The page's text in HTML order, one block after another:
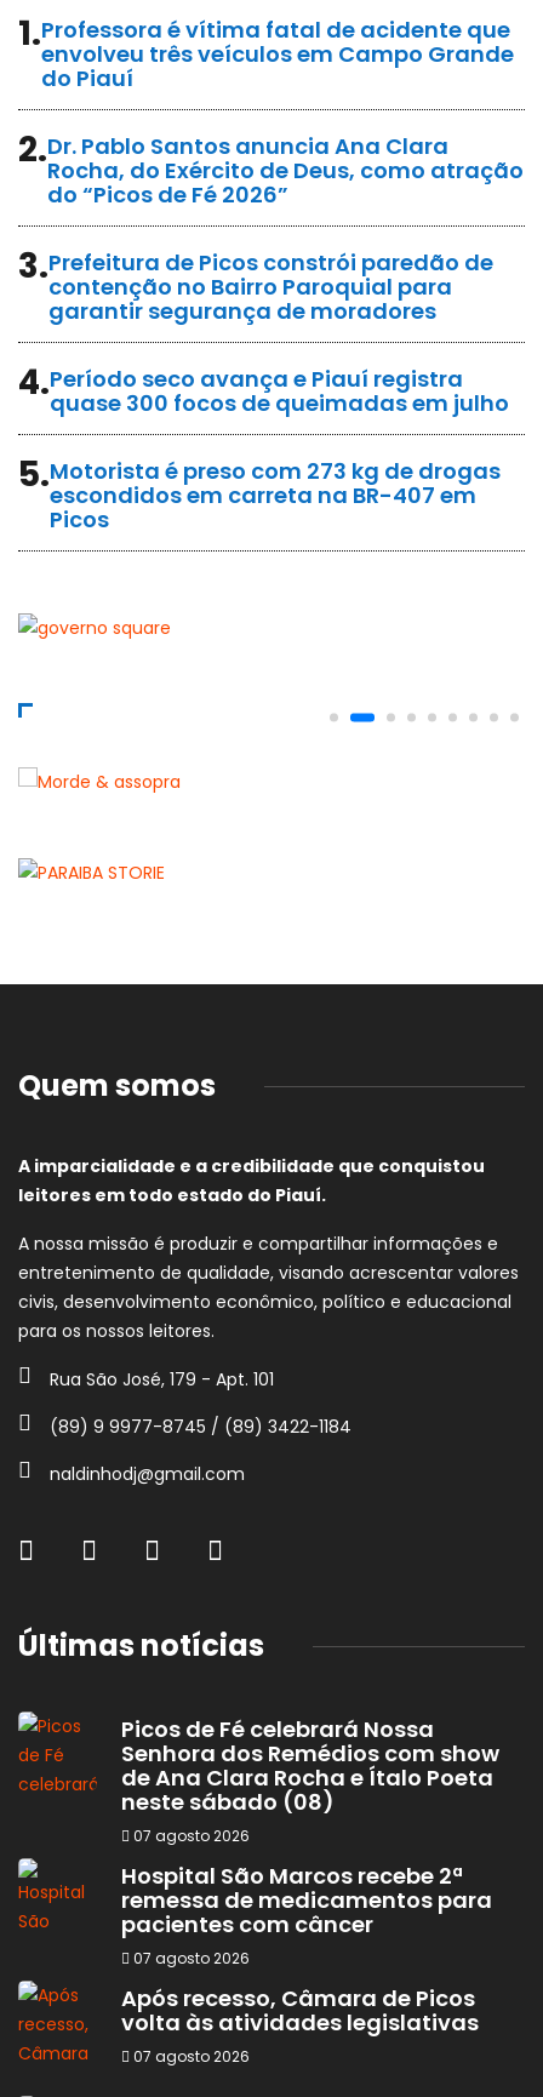
1.Professora é vítima fatal de acidente que
envolveu três veículos em Campo Grande
do Piauí
2.Dr. Pablo Santos anuncia Ana Clara
Rocha, do Exército de Deus, como atração
do “Picos de Fé 2026”
3.Prefeitura de Picos constrói paredão de
contenção no Bairro Paroquial para
garantir segurança de moradores
4.Período seco avança e Piauí registra
quase 300 focos de queimadas em julho
5.Motorista é preso com 273 kg de drogas
escondidos em carreta na BR-407 em
Picos
Quem somos
A imparcialidade e a credibilidade que conquistou
leitores em todo estado do Piauí.
A nossa missão é produzir e compartilhar informações e
entretenimento de qualidade, visando acrescentar valores
civis, desenvolvimento econômico, político e educacional
para os nossos leitores.
Rua São José, 179 - Apt. 101
(89) 9 9977-8745 / (89) 3422-1184
naldinhodj@gmail.com
Últimas notícias
Picos de Fé celebrará Nossa
Senhora dos Remédios com show
de Ana Clara Rocha e Ítalo Poeta
neste sábado (08)
07 agosto 2026
Hospital São Marcos recebe 2ª
remessa de medicamentos para
pacientes com câncer
07 agosto 2026
Após recesso, Câmara de Picos
volta às atividades legislativas
07 agosto 2026